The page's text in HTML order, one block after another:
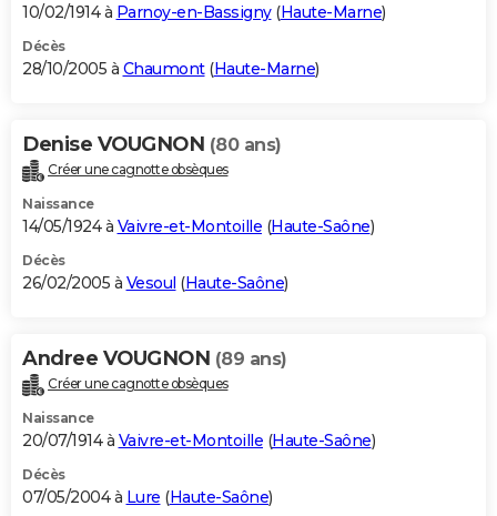
10/02/1914 à Parnoy-en-Bassigny(Haute-Marne)
Décès
28/10/2005 à Chaumont(Haute-Marne)
Denise VOUGNON (80 ans)
Créer une cagnotte obsèques
Naissance
14/05/1924 à Vaivre-et-Montoille (Haute-Saône)
Décès
26/02/2005 à Vesoul (Haute-Saône)
Andree VOUGNON (89 ans)
Créer une cagnotte obsèques
Naissance
20/07/1914 à Vaivre-et-Montoille (Haute-Saône)
Décès
07/05/2004 à Lure (Haute-Saône)